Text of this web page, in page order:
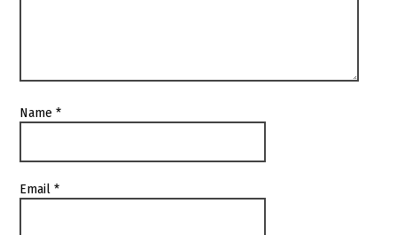
Name*
Email*